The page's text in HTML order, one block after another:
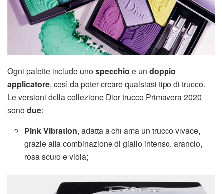
Ogni palette include unospecchio e un doppio
applicatore, così da poter creare qualsiasi tipo di trucco.
Le versioni della collezione Dior trucco Primavera 2020
sonodue:
Pink Vibration, adatta a chi ama un trucco vivace,
grazie alla combinazione di giallo intenso, arancio,
rosa scuro e viola;